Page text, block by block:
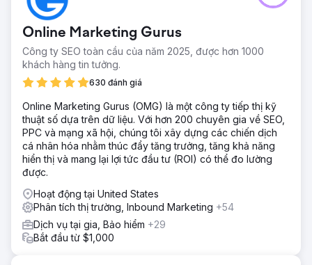
Online Marketing Gurus
Công ty SEO toàn cầu của năm 2025, được hơn 1000
khách hàng tin tưởng.
630 đánh giá
Online Marketing Gurus (OMG) là một công ty tiếp thị kỹ
thuật số dựa trên dữ liệu. Với hơn 200 chuyên gia về SEO,
PPC và mạng xã hội, chúng tôi xây dựng các chiến dịch
cá nhân hóa nhằm thúc đẩy tăng trưởng, tăng khả năng
hiển thị và mang lại lợi tức đầu tư (ROI) có thể đo lường
được.
Hoạt động tại United States
Phân tích thị trường, Inbound Marketing +54
Dịch vụ tại gia, Bảo hiểm +29
Bắt đầu từ $1,000